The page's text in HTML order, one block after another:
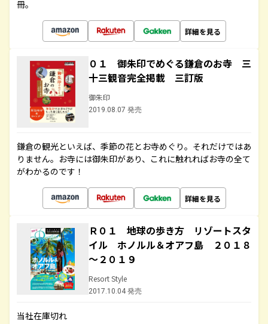
冊。
詳細を見る
０１ 御朱印でめぐる鎌倉のお寺 三
十三観音完全掲載 三訂版
御朱印
2019.08.07 発売
鎌倉の観光といえば、季節の花とお寺めぐり。それだけではあ
りません。お寺には御朱印があり、これに触れればお寺の全て
がわかるのです！
詳細を見る
Ｒ０１ 地球の歩き方 リゾートスタ
イル ホノルル＆オアフ島 ２０１８
～２０１９
Resort Style
2017.10.04 発売
当社在庫切れ